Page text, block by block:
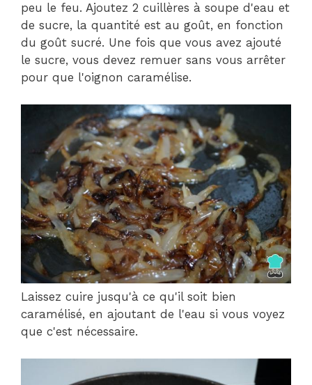
peu le feu. Ajoutez 2 cuillères à soupe d'eau et
de sucre, la quantité est au goût, en fonction
du goût sucré. Une fois que vous avez ajouté
le sucre, vous devez remuer sans vous arrêter
pour que l'oignon caramélise.
Laissez cuire jusqu'à ce qu'il soit bien
caramélisé, en ajoutant de l'eau si vous voyez
que c'est nécessaire.